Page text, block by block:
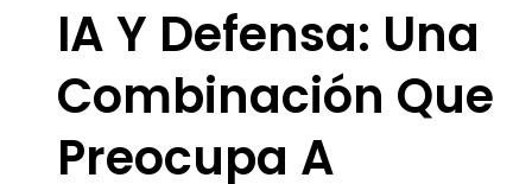
IA Y Defensa: Una
Combinación Que
Preocupa A